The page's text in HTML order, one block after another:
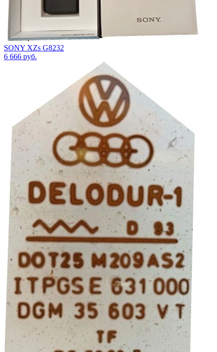
SONY XZs G8232
6 666 руб.